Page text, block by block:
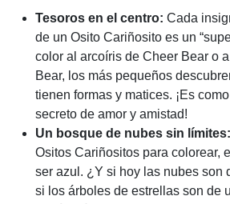
Tesoros en el centro: Cada
de un Osito Cariñosito es un
color al arcoíris de Cheer Bear o
Bear, los más pequeños
tienen formas y matices. ¡Es
secreto de amor y amistad!
Un bosque de nubes sin límites:
Ositos Cariñositos para colorear,
ser azul. ¿Y si hoy las nubes son
si los árboles de estrellas son de